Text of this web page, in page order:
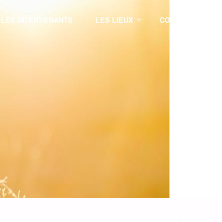
LES INTERVENANTS LES LIEUX CONTACT